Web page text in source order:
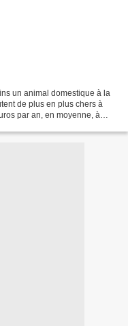
un animal domestique à la
de plus en plus chers à
par an, en moyenne, à